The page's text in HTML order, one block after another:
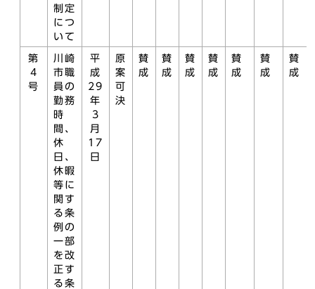
制定
につ
いて
第
4
号
川崎
市職
員の
勤務
時
間、
休
日、
休暇
等に
関す
る条
例の
一部
を改
正す
る条
平
成
29
年
3
月
17
日
原
案
可
決
賛
成
賛
成
賛
成
賛
成
賛
成
賛
成
賛
成